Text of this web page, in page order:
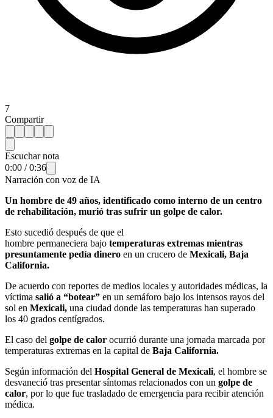
7
Compartir
Escuchar nota
0:00 /0:36
Narración con voz de IA
Un hombre de 49 años, identificado como interno de un centro
de rehabilitación, murió tras sufrir un golpe de calor.
Esto sucedió después de que el
hombre permaneciera bajo temperaturas extremas mientras
presuntamente pedía dinero en un crucero de Mexicali, Baja
California.
De acuerdo con reportes de medios locales y autoridades médicas, la
víctima salió a “botear” en un semáforo bajo los intensos rayos del
sol en Mexicali, una ciudad donde las temperaturas han superado
los 40 grados centígrados.
El caso del golpe de calor ocurrió durante una jornada marcada por
temperaturas extremas en la capital de Baja California.
Según información del Hospital General de Mexicali, el hombre se
desvaneció tras presentar síntomas relacionados con un golpe de
calor, por lo que fue trasladado de emergencia para recibir atención
médica.